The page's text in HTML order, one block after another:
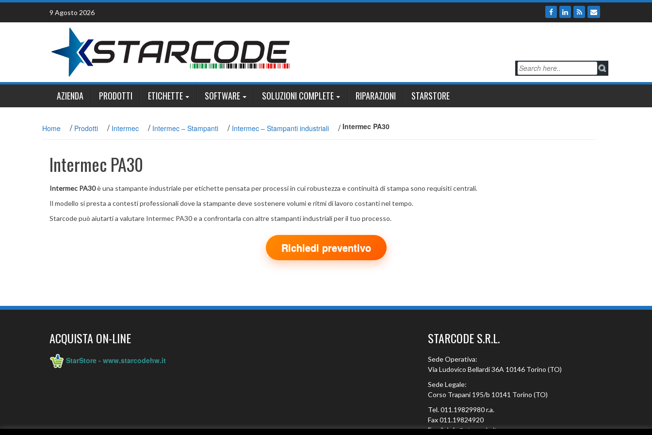
Skip
content
9 Agosto 2026
AZIENDA PRODOTTI ETICHETTE SOFTWARE SOLUZIONI COMPLETE RIPARAZIONI STARSTORE
Home / Prodotti / Intermec / Intermec – Stampanti / Intermec – Stampanti industriali / Intermec PA30
Intermec PA30
Intermec PA30è una stampante industriale per etichette pensata per processi in cui robustezza e continuità di stampa sono requisiti centrali.
Il modello si presta a contesti professionali dove la stampante deve sostenere volumi e ritmi di lavoro costanti nel tempo.
Starcode può aiutarti a valutare Intermec PA30 e a confrontarla con altre stampanti industriali per il tuo processo.
Richiedi preventivo
ACQUISTA ON-LINE
StarStore - www.starcodehw.it
STARCODE S.R.L.
Sede Operativa:
Via Ludovico Bellardi 36A 10146 Torino (TO)
Sede Legale:
Corso Trapani 195/b 10141 Torino (TO)
Tel. 011.19829980 r.a.
Fax 011.19824920
Email: info@starcode.it